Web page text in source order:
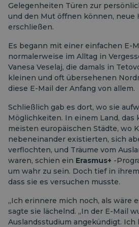
Gelegenheiten Türen zur
und den Mut öffnen können, neue
erschließen.
Es begann mit einer einfachen E-
normalerweise im Alltag in
Vanesa Veselaj, die damals in
kleinen und oft übersehenen
diese E-Mail der Anfang von allem.
Schließlich gab es dort, wo sie
Möglichkeiten. In einem Land, das
meisten europäischen Städte, wo
nebeneinander existierten, sich
verflochten, und Träume vom
waren, schien ein Erasmus+ -
um wahr zu sein. Doch tief in
dass sie es versuchen musste.
„Ich erinnere mich noch, als wäre
sagte sie lächelnd. „In der E-Mail
Auslandsstudium angekündigt. Ich